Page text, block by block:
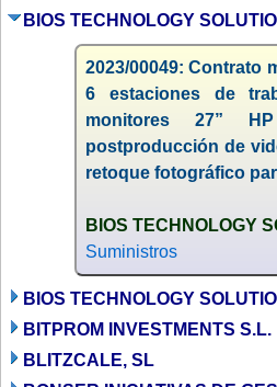
BIOS TECHNOLOGY
2023/00049: Contrato
6 estaciones de
monitores 27”
postproducción de
retoque fotográfico
BIOS TECHNOLOGY
Suministros
BIOS TECHNOLOGY
BITPROM INVESTMENTS S.L.
BLITZCALE, SL